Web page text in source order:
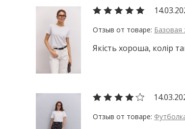
Базовая
Якість хороша, колір